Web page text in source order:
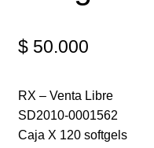
$50.000
RX – Venta Libre
SD2010-0001562
Caja X 120 softgels